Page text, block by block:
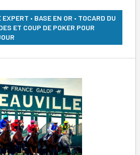
• BASE EN OR • TOCARD DU
ET COUP DE POKER POUR